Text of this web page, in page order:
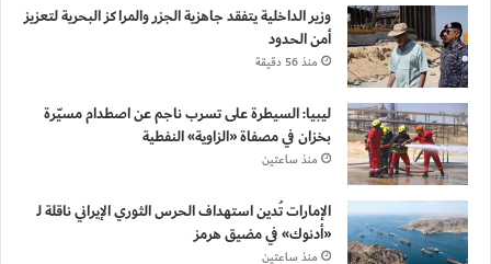
وزير الداخلية يتفقد جاهزية الجزر والمراكز البحرية لتعزيز
أمن الحدود
منذ 56 دقيقة
ليبيا: السيطرة على تسرب ناجم عن اصطدام مسيّرة
بخزان في مصفاة «الزاوية» النفطية
منذ ساعتين
الإمارات تُدين استهداف الحرس الثوري الإيراني ناقلة لـ
«أدنوك» في مضيق هرمز
منذ ساعتين